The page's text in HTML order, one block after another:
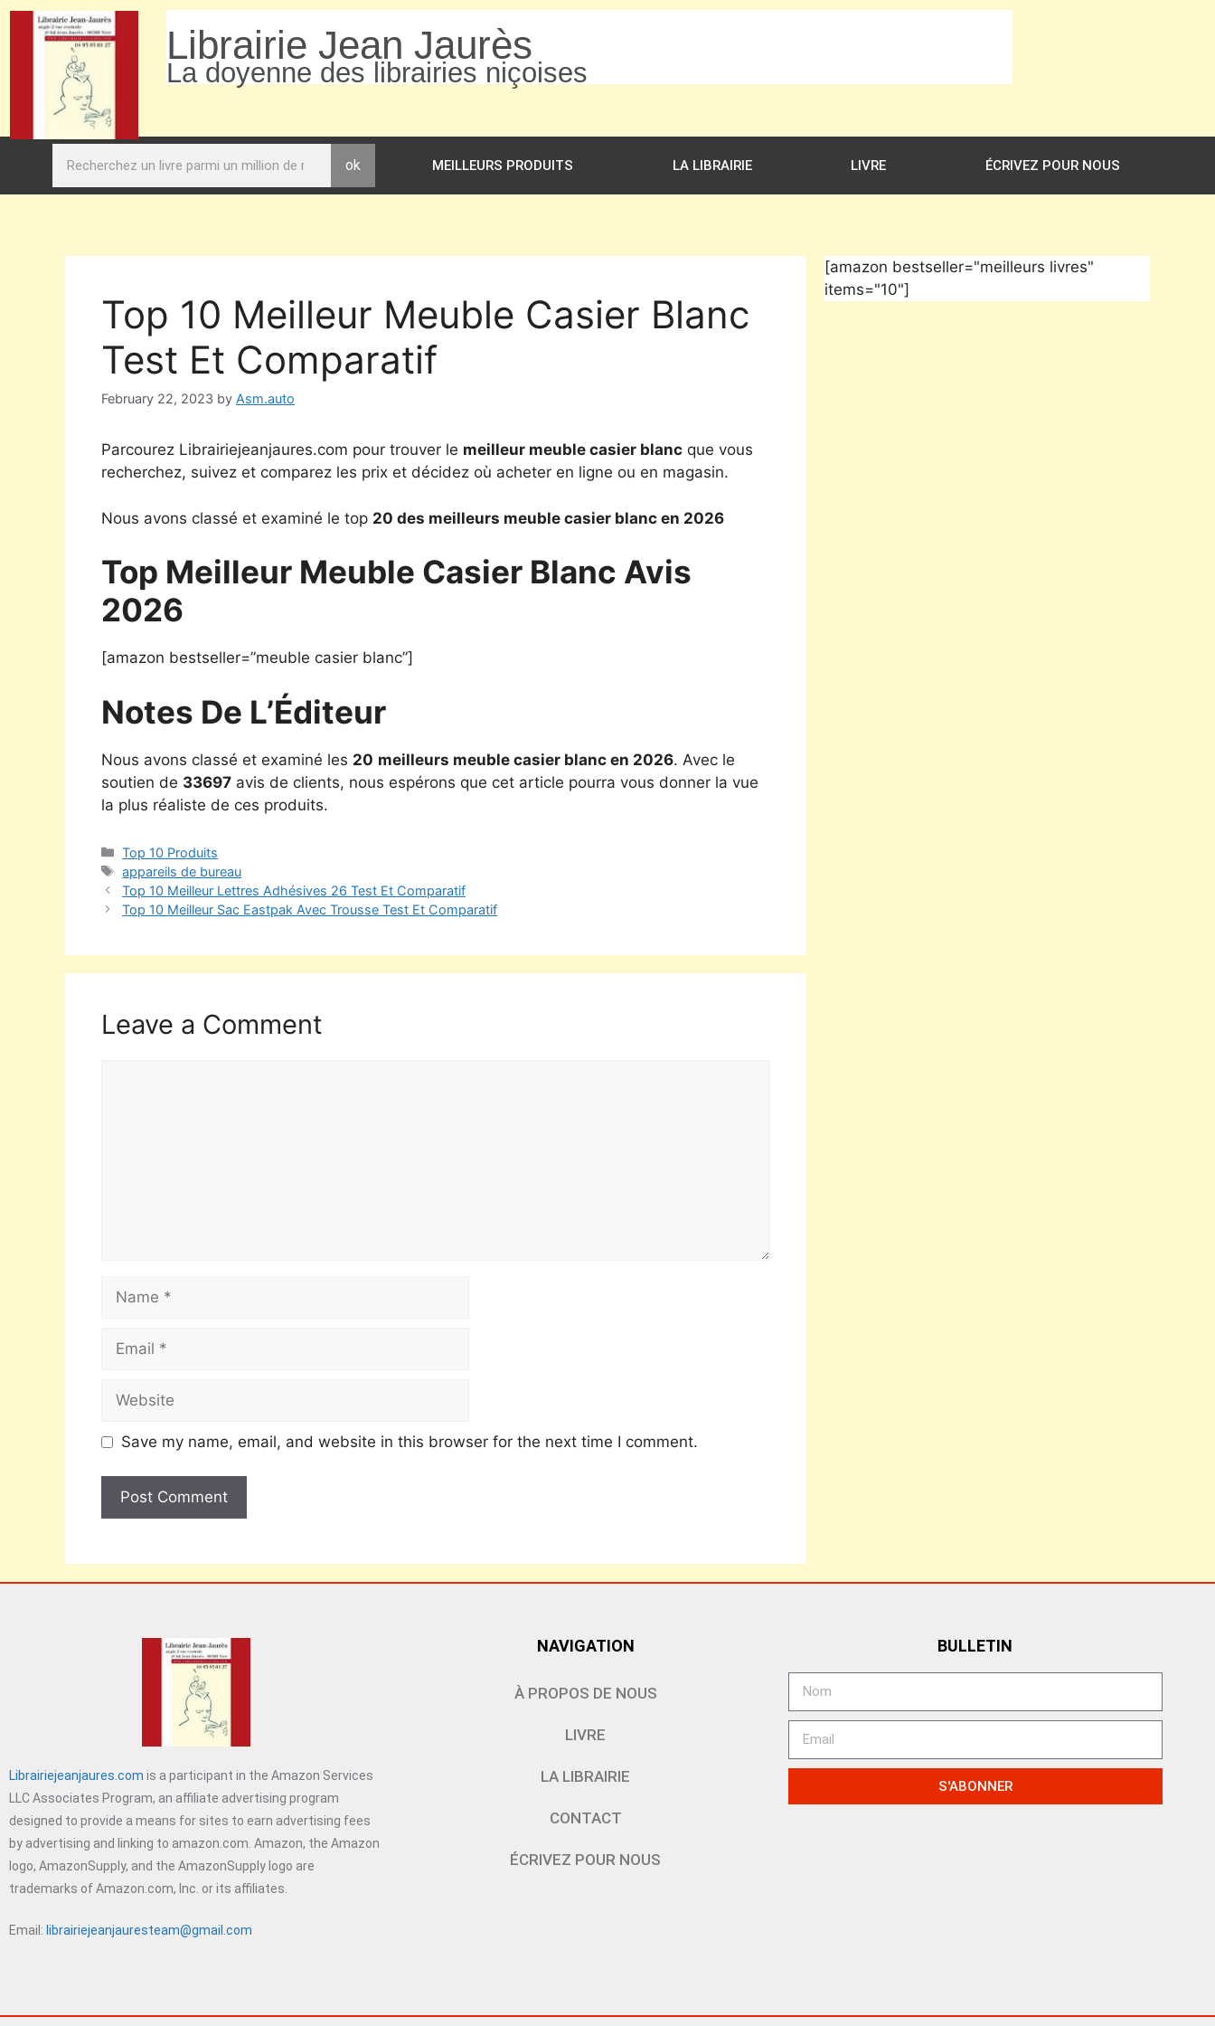
Librairie Jean Jaurès
La doyenne des librairies niçoises
ok MEILLEURS PRODUITS LA LIBRAIRIE LIVRE ÉCRIVEZ POUR NOUS
Top 10 Meilleur Meuble Casier Blanc
Test Et Comparatif
February 22, 2023 by Asm.auto
Parcourez Librairiejeanjaures.com pour trouver le meilleur meuble casier blanc que vous
recherchez, suivez et comparez les prix et décidez où acheter en ligne ou en magasin.
Nous avons classé et examiné le top 20 des meilleurs meuble casier blanc en 2026
Top Meilleur Meuble Casier Blanc Avis
2026
[amazon bestseller=”meuble casier blanc”]
Notes De L’Éditeur
Nous avons classé et examiné les 20 meilleurs meuble casier blanc en 2026. Avec le
soutien de 33697 avis de clients, nous espérons que cet article pourra vous donner la vue
la plus réaliste de ces produits.
Top 10 Produits
appareils de bureau
Top 10 Meilleur Lettres Adhésives 26 Test Et Comparatif
Top 10 Meilleur Sac Eastpak Avec Trousse Test Et Comparatif
Leave a Comment
Save my name, email, and website in this browser for the next time I comment.
[amazon bestseller="meilleurs livres"
items="10"]
Librairiejeanjaures.com is a participant in the Amazon Services
LLC Associates Program, an affiliate advertising program
designed to provide a means for sites to earn advertising fees
by advertising and linking to amazon.com. Amazon, the Amazon
logo, AmazonSupply, and the AmazonSupply logo are
trademarks of Amazon.com, Inc. or its affiliates.
Email: librairiejeanjauresteam@gmail.com
NAVIGATION
À PROPOS DE NOUS
LIVRE
LA LIBRAIRIE
CONTACT
ÉCRIVEZ POUR NOUS
BULLETIN
S'ABONNER